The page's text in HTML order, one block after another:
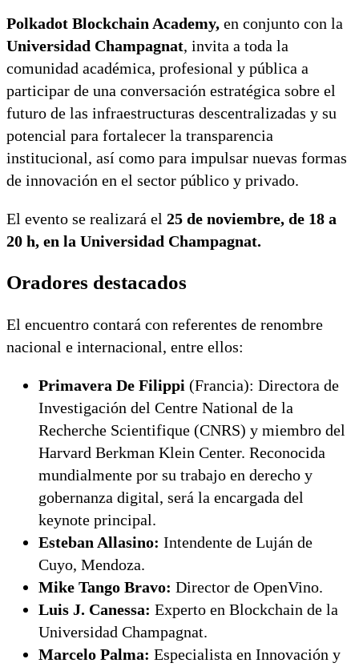
Polkadot Blockchain Academy, en conjunto con la
Universidad Champagnat, invita a toda la
comunidad académica, profesional y pública a
participar de una conversación estratégica sobre el
futuro de las infraestructuras descentralizadas y su
potencial para fortalecer la transparencia
institucional, así como para impulsar nuevas formas
de innovación en el sector público y privado.
El evento se realizará el 25 de noviembre, de 18 a
20 h, en la Universidad Champagnat.
Oradores destacados
El encuentro contará con referentes de renombre
nacional e internacional, entre ellos:
Primavera De Filippi (Francia): Directora de
Investigación del Centre National de la
Recherche Scientifique (CNRS) y miembro del
Harvard Berkman Klein Center. Reconocida
mundialmente por su trabajo en derecho y
gobernanza digital, será la encargada del
keynote principal.
Esteban Allasino: Intendente de Luján de
Cuyo, Mendoza.
Mike Tango Bravo: Director de OpenVino.
Luis J. Canessa: Experto en Blockchain de la
Universidad Champagnat.
Marcelo Palma: Especialista en Innovación y